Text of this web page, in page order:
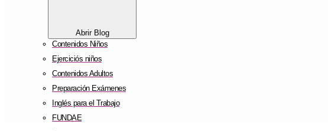
Abrir Blog
Contenidos Niños
Ejerciciós niños
Contenidos Adultos
Preparación Exámenes
Inglés para el Trabajo
FUNDAE